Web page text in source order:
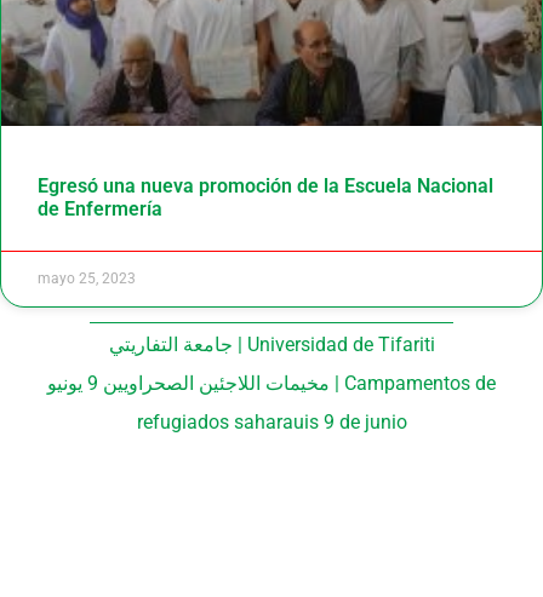
Egresó una nueva promoción de la Escuela Nacional
de Enfermería
mayo 25, 2023
جامعة التفاريتي | Universidad de Tifariti
مخيمات اللاجئين الصحراويين 9 يونيو | Campamentos de
refugiados saharauis 9 de junio